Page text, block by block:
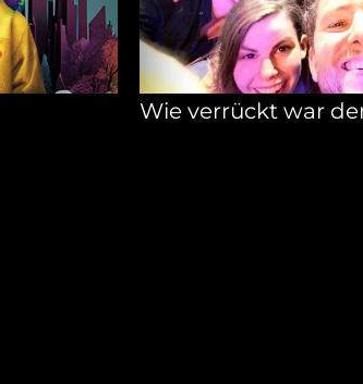
Wie verrückt war